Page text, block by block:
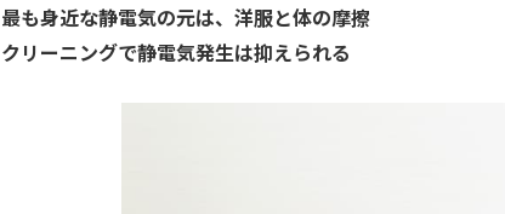
最も身近な静電気の元は、洋服と体の摩擦
クリーニングで静電気発生は抑えられる